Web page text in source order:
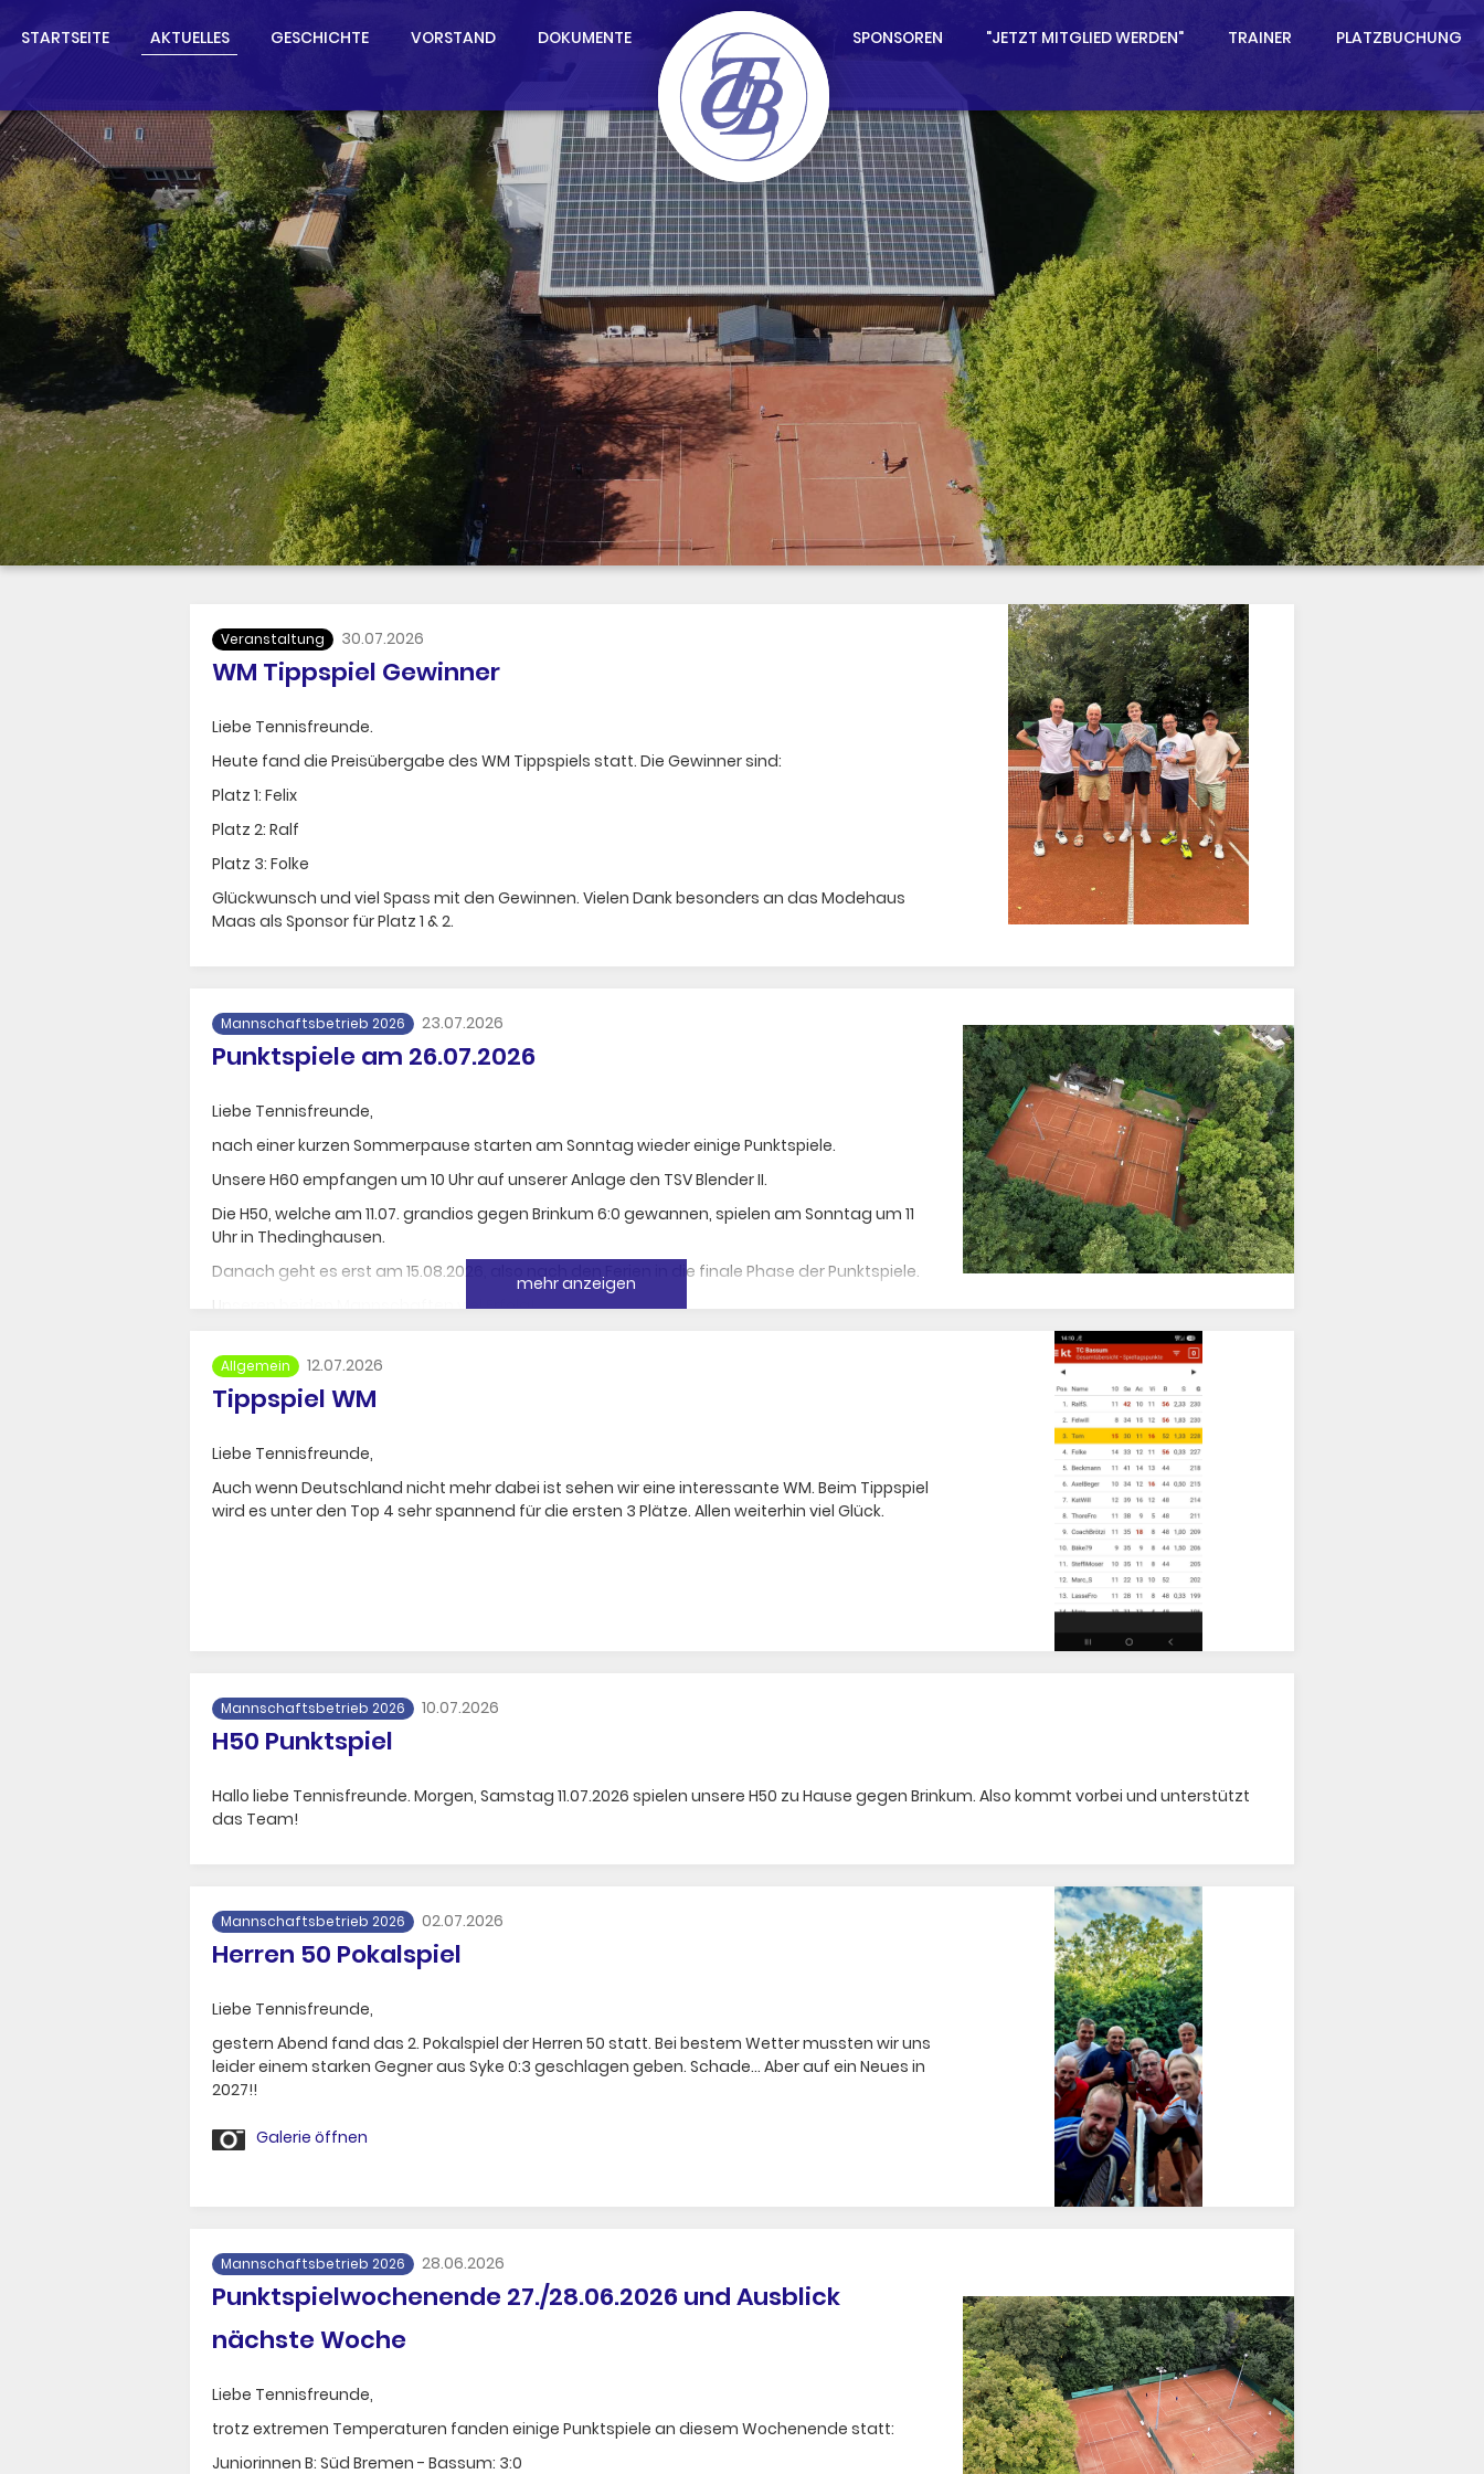
STARTSEITE AKTUELLES GESCHICHTE VORSTAND DOKUMENTE SPONSOREN "JETZT MITGLIED WERDEN" TRAINER PLATZBUCHUNG
Veranstaltung 30.07.2026
WM Tippspiel Gewinner
Liebe Tennisfreunde.
Heute fand die Preisübergabe des WM Tippspiels statt. Die Gewinner sind:
Platz 1: Felix
Platz 2: Ralf
Platz 3: Folke
Glückwunsch und viel Spass mit den Gewinnen. Vielen Dank besonders an das Modehaus
Maas als Sponsor für Platz 1 & 2.
Mannschaftsbetrieb 2026 23.07.2026
Punktspiele am 26.07.2026
Liebe Tennisfreunde,
nach einer kurzen Sommerpause starten am Sonntag wieder einige Punktspiele.
Unsere H60 empfangen um 10 Uhr auf unserer Anlage den TSV Blender II.
Die H50, welche am 11.07. grandios gegen Brinkum 6:0 gewannen, spielen am Sonntag um 11
Uhr in Thedinghausen.
Danach geht es erst am 15.08.2026, also nach den Ferien in die finale Phase der Punktspiele.
Unseren beiden Mannschaften viel Erfolg!
Galerie öffnen
mehr anzeigen
Allgemein 12.07.2026
Tippspiel WM
Liebe Tennisfreunde,
Auch wenn Deutschland nicht mehr dabei ist sehen wir eine interessante WM. Beim Tippspiel
wird es unter den Top 4 sehr spannend für die ersten 3 Plätze. Allen weiterhin viel Glück.
Mannschaftsbetrieb 2026 10.07.2026
H50 Punktspiel
Hallo liebe Tennisfreunde. Morgen, Samstag 11.07.2026 spielen unsere H50 zu Hause gegen Brinkum. Also kommt vorbei und unterstützt
das Team!
Mannschaftsbetrieb 2026 02.07.2026
Herren 50 Pokalspiel
Liebe Tennisfreunde,
gestern Abend fand das 2. Pokalspiel der Herren 50 statt. Bei bestem Wetter mussten wir uns
leider einem starken Gegner aus Syke 0:3 geschlagen geben. Schade... Aber auf ein Neues in
2027!!
Galerie öffnen
Mannschaftsbetrieb 2026 28.06.2026
Punktspielwochenende 27./28.06.2026 und Ausblick
nächste Woche
Liebe Tennisfreunde,
trotz extremen Temperaturen fanden einige Punktspiele an diesem Wochenende statt:
Juniorinnen B: Süd Bremen - Bassum: 3:0